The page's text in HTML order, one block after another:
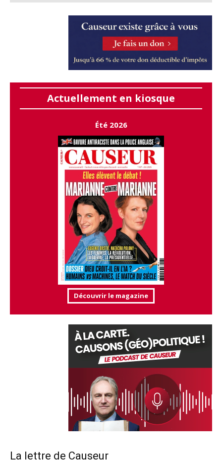
Actuellement en kiosque
Été 2026
Découvrir le magazine
La lettre de Causeur